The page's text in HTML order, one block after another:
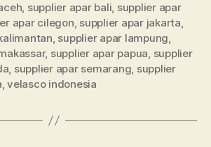
, supplier apar bali, supplier apar
apar cilegon, supplier apar jakarta,
, supplier apar lampung,
, supplier apar papua, supplier
, supplier apar semarang, supplier
,velasco indonesia